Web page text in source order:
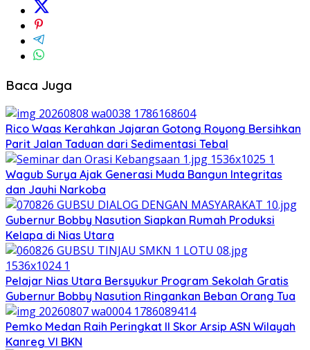
Baca Juga
Rico Waas Kerahkan Jajaran Gotong Royong Bersihkan
Parit Jalan Taduan dari Sedimentasi Tebal
Wagub Surya Ajak Generasi Muda Bangun Integritas
dan Jauhi Narkoba
Gubernur Bobby Nasution Siapkan Rumah Produksi
Kelapa di Nias Utara
Pelajar Nias Utara Bersyukur Program Sekolah Gratis
Gubernur Bobby Nasution Ringankan Beban Orang Tua
Pemko Medan Raih Peringkat II Skor Arsip ASN Wilayah
Kanreg VI BKN